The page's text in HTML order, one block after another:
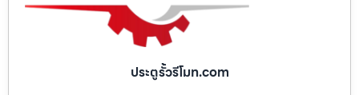
ประตูรั้วรีโมท.com